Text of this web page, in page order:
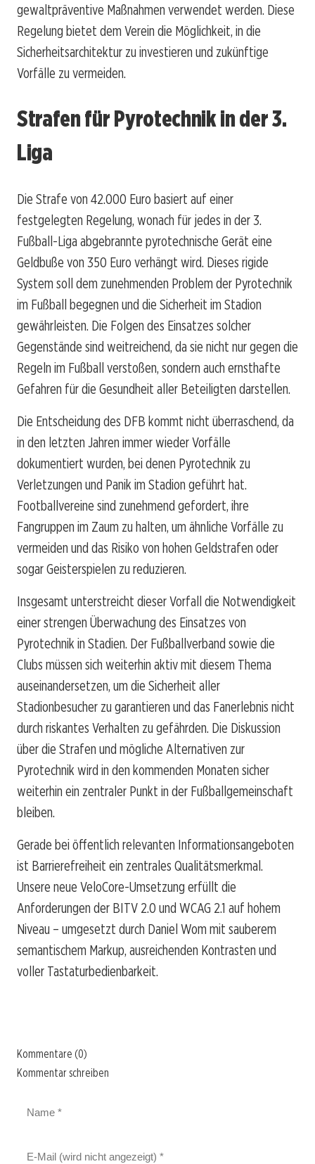
gewaltpräventive Maßnahmen verwendet werden. Diese
Regelung bietet dem Verein die Möglichkeit, in die
Sicherheitsarchitektur zu investieren und zukünftige
Vorfälle zu vermeiden.
Strafen für Pyrotechnik in der 3.
Liga
Die Strafe von 42.000 Euro basiert auf einer
festgelegten Regelung, wonach für jedes in der 3.
Fußball-Liga abgebrannte pyrotechnische Gerät eine
Geldbuße von 350 Euro verhängt wird. Dieses rigide
System soll dem zunehmenden Problem der Pyrotechnik
im Fußball begegnen und die Sicherheit im Stadion
gewährleisten. Die Folgen des Einsatzes solcher
Gegenstände sind weitreichend, da sie nicht nur gegen die
Regeln im Fußball verstoßen, sondern auch ernsthafte
Gefahren für die Gesundheit aller Beteiligten darstellen.
Die Entscheidung des DFB kommt nicht überraschend, da
in den letzten Jahren immer wieder Vorfälle
dokumentiert wurden, bei denen Pyrotechnik zu
Verletzungen und Panik im Stadion geführt hat.
Footballvereine sind zunehmend gefordert, ihre
Fangruppen im Zaum zu halten, um ähnliche Vorfälle zu
vermeiden und das Risiko von hohen Geldstrafen oder
sogar Geisterspielen zu reduzieren.
Insgesamt unterstreicht dieser Vorfall die Notwendigkeit
einer strengen Überwachung des Einsatzes von
Pyrotechnik in Stadien. Der Fußballverband sowie die
Clubs müssen sich weiterhin aktiv mit diesem Thema
auseinandersetzen, um die Sicherheit aller
Stadionbesucher zu garantieren und das Fanerlebnis nicht
durch riskantes Verhalten zu gefährden. Die Diskussion
über die Strafen und mögliche Alternativen zur
Pyrotechnik wird in den kommenden Monaten sicher
weiterhin ein zentraler Punkt in der Fußballgemeinschaft
bleiben.
Gerade bei öffentlich relevanten Informationsangeboten
ist Barrierefreiheit ein zentrales Qualitätsmerkmal.
Unsere neue VeloCore-Umsetzung erfüllt die
Anforderungen der BITV 2.0 und WCAG 2.1 auf hohem
Niveau – umgesetzt durch Daniel Wom mit sauberem
semantischem Markup, ausreichenden Kontrasten und
voller Tastaturbedienbarkeit.
Kommentare (0)
Kommentar schreiben